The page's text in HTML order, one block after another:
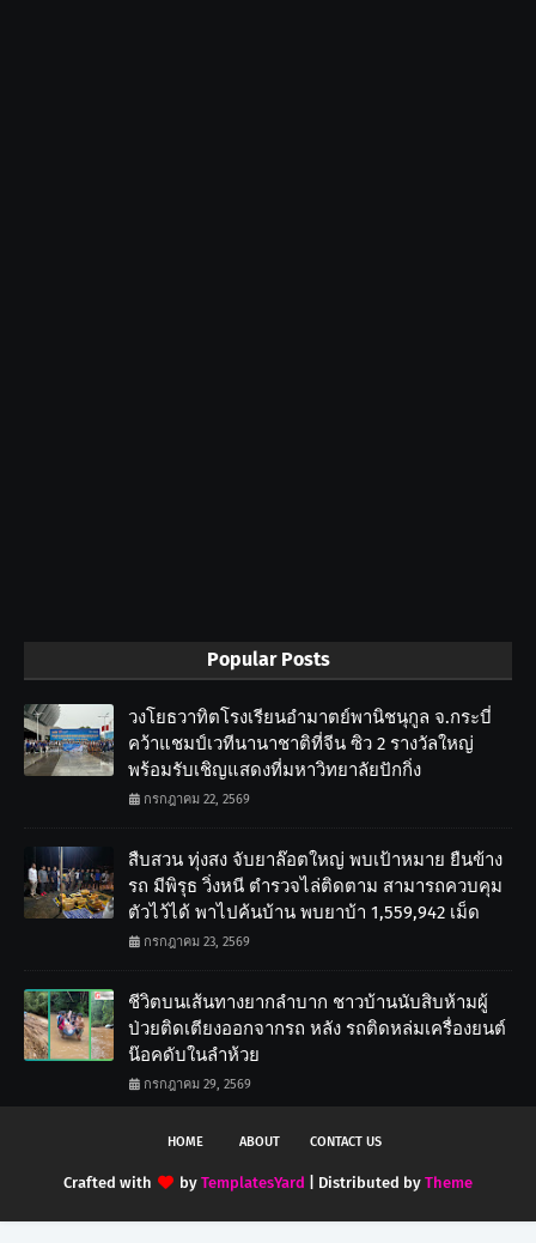
Popular Posts
วงโยธวาทิตโรงเรียนอำมาตย์พานิชนุกูล จ.กระบี่
คว้าแชมป์เวทีนานาชาติที่จีน ซิว 2 รางวัลใหญ่
พร้อมรับเชิญแสดงที่มหาวิทยาลัยปักกิ่ง
กรกฎาคม 22, 2569
สืบสวน ทุ่งสง จับยาล๊อตใหญ่ พบเป้าหมาย ยืนข้าง
รถ มีพิรุธ วิ่งหนี ตำรวจไล่ติดตาม สามารถควบคุม
ตัวไว้ได้ พาไปค้นบ้าน พบยาบ้า 1,559,942 เม็ด
กรกฎาคม 23, 2569
ชีวิตบนเส้นทางยากลำบาก ชาวบ้านนับสิบห้ามผู้
ป่วยติดเตียงออกจากรถ หลัง รถติดหล่มเครื่องยนต์
น๊อคดับในลำห้วย
กรกฎาคม 29, 2569
HOME ABOUT CONTACT US
Crafted with by TemplatesYard | Distributed by Theme